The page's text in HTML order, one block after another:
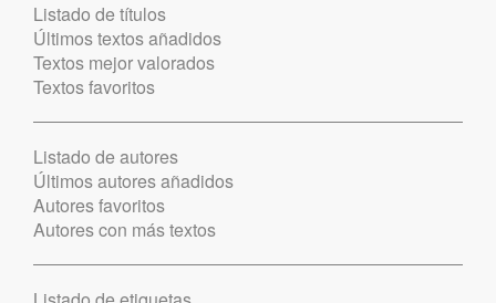
Listado de títulos
Últimos textos añadidos
Textos mejor valorados
Textos favoritos
Listado de autores
Últimos autores añadidos
Autores favoritos
Autores con más textos